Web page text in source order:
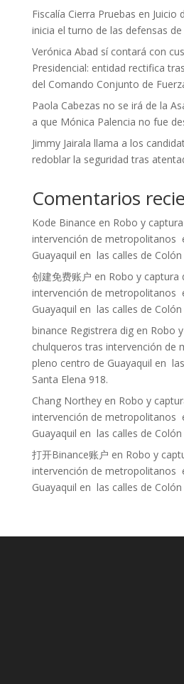
Fiscalía Cierra Pruebas en Juicio
inicia el turno de las defensas
Verónica Abad sí contará con
Presidencial: entidad rectifica
del Comando Conjunto de
Paola Cabezas no se irá de la
a que Mónica Palencia no fue
Jimmy Jairala llama a los
redoblar la seguridad tras
Comentarios
Kode Binance en Robo y
intervención de metropolitanos
Guayaquil en las calles de Colón
创建免费账户 en Robo y captura
intervención de metropolitanos
Guayaquil en las calles de Colón
binance Registrera digen Robo
chulqueros tras intervención de
pleno centro de Guayaquil en
Santa Elena 918.
Chang Northeyen Robo y
intervención de metropolitanos
Guayaquil en las calles de Colón
打开Binance账户 en Robo y
intervención de metropolitanos
Guayaquil en las calles de Colón